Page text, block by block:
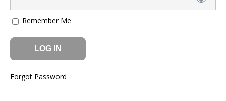
Remember Me
Forgot Password